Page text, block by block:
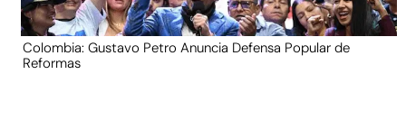
Colombia: Gustavo Petro Anuncia Defensa Popular de
Reformas